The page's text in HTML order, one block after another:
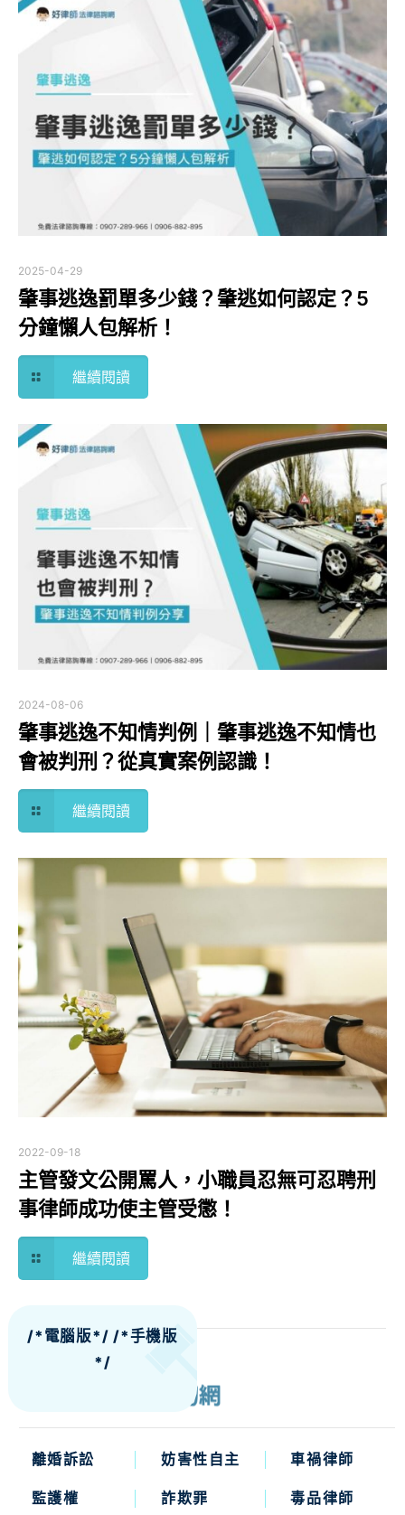
2025-04-29
肇事逃逸罰單多少錢？肇逃如何認定？5
分鐘懶人包解析！
繼續閱讀
2024-08-06
肇事逃逸不知情判例｜肇事逃逸不知情也
會被判刑？從真實案例認識！
繼續閱讀
2022-09-18
主管發文公開罵人，小職員忍無可忍聘刑
事律師成功使主管受懲！
繼續閱讀
/*電腦版*//*手機版
*/
離婚訴訟 妨害性自主 車禍律師
監護權 詐欺罪 毒品律師